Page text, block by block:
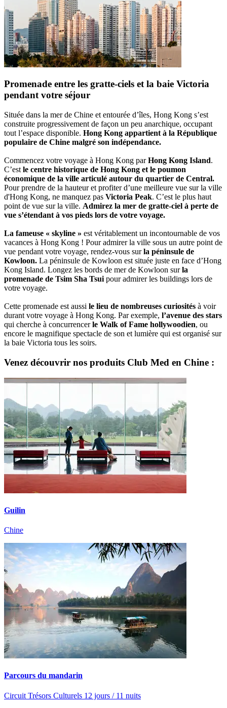
Promenade entre les gratte-ciels et la baie Victoria
pendant votre séjour
Située dans la mer de Chine et entourée d’îles, Hong Kong s’est
construite progressivement de façon un peu anarchique, occupant
tout l’espace disponible. Hong Kong appartient à la République
populaire de Chine malgré son indépendance.
Commencez votre voyage à Hong Kong parHong Kong Island.
C’est le centre historique de Hong Kong et le poumon
économique de la ville articulé autour du quartier de Central.
Pour prendre de la hauteur et profiter d’une meilleure vue sur la ville
d'Hong Kong, ne manquez pas Victoria Peak. C’est le plus haut
point de vue sur la ville. Admirez la mer de gratte-ciel à perte de
vue s’étendant à vos pieds lors de votre voyage.
La fameuse « skyline » est véritablement un incontournable de vos
vacances à Hong Kong ! Pour admirer la ville sous un autre point de
vue pendant votre voyage, rendez-vous surla péninsule de
Kowloon. La péninsule de Kowloon est située juste en face d’Hong
Kong Island. Longez les bords de mer de Kowloon surla
promenade de Tsim Sha Tsui pour admirer les buildings lors de
votre voyage.
Cette promenade est aussi le lieu de nombreuses curiosités à voir
durant votre voyage à Hong Kong. Par exemple, l’avenue des stars
qui cherche à concurrencerle Walk of Fame hollywoodien, ou
encore le magnifique spectacle de son et lumière qui est organisé sur
la baie Victoria tous les soirs.
Venez découvrir nos produits Club Med en Chine :
Guilin
Chine
Parcours du mandarin
Circuit Trésors Culturels 12 jours / 11 nuits